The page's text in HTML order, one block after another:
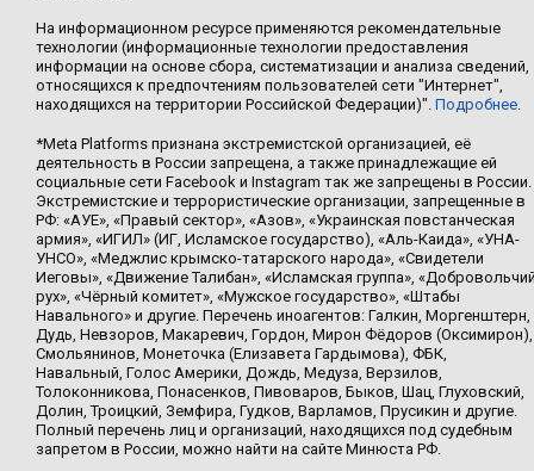
На информационном ресурсе применяются рекомендательные
технологии (информационные технологии предоставления
информации на основе сбора, систематизации и анализа сведений,
относящихся к предпочтениям пользователей сети "Интернет",
находящихся на территории Российской Федерации)". Подробнее
*Meta Platforms признана экстремистской организацией, её
деятельность в России запрещена, а также принадлежащие ей
социальные сети Facebook и Instagram так же запрещены в России.
Экстремистские и террористические организации, запрещенные в
РФ: «АУЕ», «Правый сектор», «Азов», «Украинская повстанческая
армия», «ИГИЛ» (ИГ, Исламское государство), «Аль-Каида», «УНА-
УНСО», «Меджлис крымско-татарского народа», «Свидетели
Иеговы», «Движение Талибан», «Исламская группа»,
рух», «Чёрный комитет», «Мужское государство», «Штабы
Навального» и другие. Перечень иноагентов: Галкин, Моргенштерн,
Дудь, Невзоров, Макаревич, Гордон, Мирон Фёдоров (Оксимирон),
Смольянинов, Монеточка (Елизавета Гардымова), ФБК,
Навальный, Голос Америки, Дождь, Медуза, Верзилов,
Толоконникова, Понасенков, Пивоваров, Быков, Шац, Глуховский,
Долин, Троицкий, Земфира, Гудков, Варламов, Прусикин и другие.
Полный перечень лиц и организаций, находящихся под судебным
запретом в России, можно найти на сайте Минюста РФ.